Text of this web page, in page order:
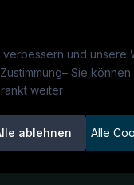
verbessern und unsere
– Sie
weiter
ablehnen Alle